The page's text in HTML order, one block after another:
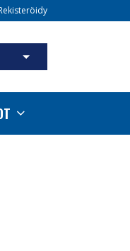
Avaa ostoskori